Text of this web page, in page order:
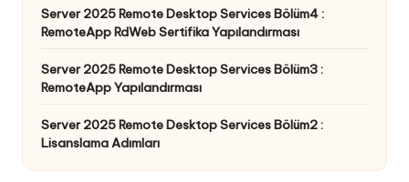
Server 2025 Remote Desktop Services Bölüm4 :
RemoteApp RdWeb Sertifika Yapılandırması
Server 2025 Remote Desktop Services Bölüm3 :
RemoteApp Yapılandırması
Server 2025 Remote Desktop Services Bölüm2 :
Lisanslama Adımları